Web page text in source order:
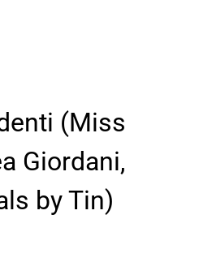
(Miss
Giordani,
by Tin)